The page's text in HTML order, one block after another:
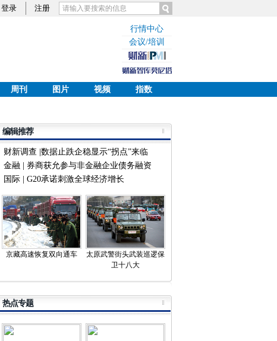
登录 注册
行情中心
会议/培训
周刊 图片 视频
指数
编辑推荐
财新调查 |数据止跌企稳显示“拐点”来临
金融 | 券商获允参与非金融企业债务融资
国际 | G20承诺刺激全球经济增长
京藏高速恢复双向通车
太原武警街头武装巡逻保
卫十八大
热点专题